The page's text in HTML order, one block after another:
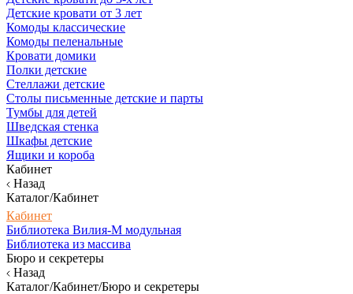
Детские кровати от 3 лет
Комоды классические
Комоды пеленальные
Кровати домики
Полки детские
Стеллажи детские
Столы письменные детские и парты
Тумбы для детей
Шведская стенка
Шкафы детские
Ящики и короба
Кабинет
Назад
Каталог/Кабинет
Кабинет
Библиотека Вилия-М модульная
Библиотека из массива
Бюро и секретеры
Назад
Каталог/Кабинет/Бюро и секретеры